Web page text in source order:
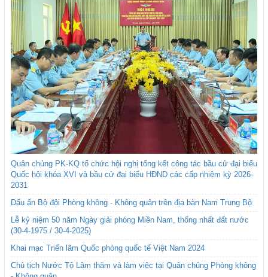
Quân chủng PK-KQ tổ chức hội nghị tổng kết công tác bầu cử đại biểu
Quốc hội khóa XVI và bầu cử đại biểu HĐND các cấp nhiệm kỳ 2026-
2031
Dấu ấn Bộ đội Phòng không - Không quân trên địa bàn Nam Trung Bộ
Lễ kỷ niệm 50 năm Ngày giải phóng Miền Nam, thống nhất đất nước
(30-4-1975 / 30-4-2025)
Khai mạc Triển lãm Quốc phòng quốc tế Việt Nam 2024
Chủ tịch Nước Tô Lâm thăm và làm việc tại Quân chủng Phòng không